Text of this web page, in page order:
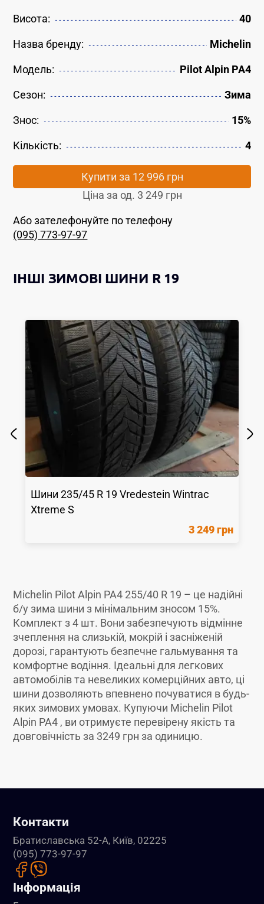
Висота: 40
Назва бренду: Michelin
Модель: Pilot Alpin PA4
Сезон: Зима
Знос: 15%
Кількість: 4
Купити за 12 996 грн
Ціна за од. 3 249 грн
Або зателефонуйте по телефону
(095) 773-97-97
ІНШІ ЗИМОВІ ШИНИ R 19
Шини235/45 R 19 Vredestein Wintrac
Xtreme S
3 249 грн
Michelin Pilot Alpin PA4 255/40 R 19 – це надійні
б/у зима шини з мінімальним зносом 15%.
Комплект з 4 шт. Вони забезпечують відмінне
зчеплення на слизькій, мокрій і засніженій
дорозі, гарантують безпечне гальмування та
комфортне водіння. Ідеальні для легкових
автомобілів та невеликих комерційних авто, ці
шини дозволяють впевнено почуватися в будь-
яких зимових умовах. Купуючи Michelin Pilot
Alpin PA4 , ви отримуєте перевірену якість та
довговічність за 3249 грн за одиницю.
Контакти
Братиславська 52-А, Київ, 02225
(095) 773-97-97
Інформація